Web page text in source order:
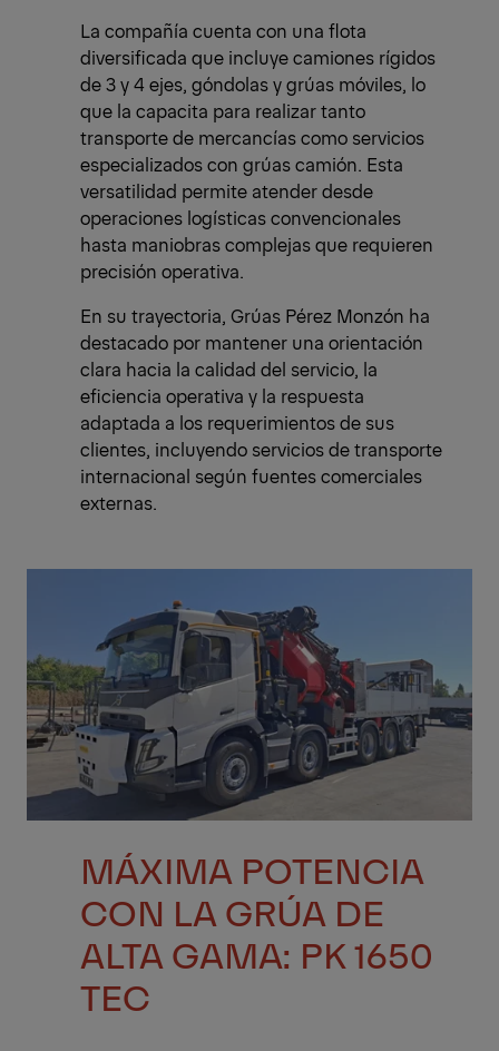
La compañía cuenta con una flota
diversificada que incluye camiones rígidos
de 3 y 4 ejes, góndolas y grúas móviles, lo
que la capacita para realizar tanto
transporte de mercancías como servicios
especializados con grúas camión. Esta
versatilidad permite atender desde
operaciones logísticas convencionales
hasta maniobras complejas que requieren
precisión operativa.
En su trayectoria, Grúas Pérez Monzón ha
destacado por mantener una orientación
clara hacia la calidad del servicio, la
eficiencia operativa y la respuesta
adaptada a los requerimientos de sus
clientes, incluyendo servicios de transporte
internacional según fuentes comerciales
externas.
MÁXIMA POTENCIA
CON LA GRÚA DE
ALTA GAMA: PK 1650
TEC